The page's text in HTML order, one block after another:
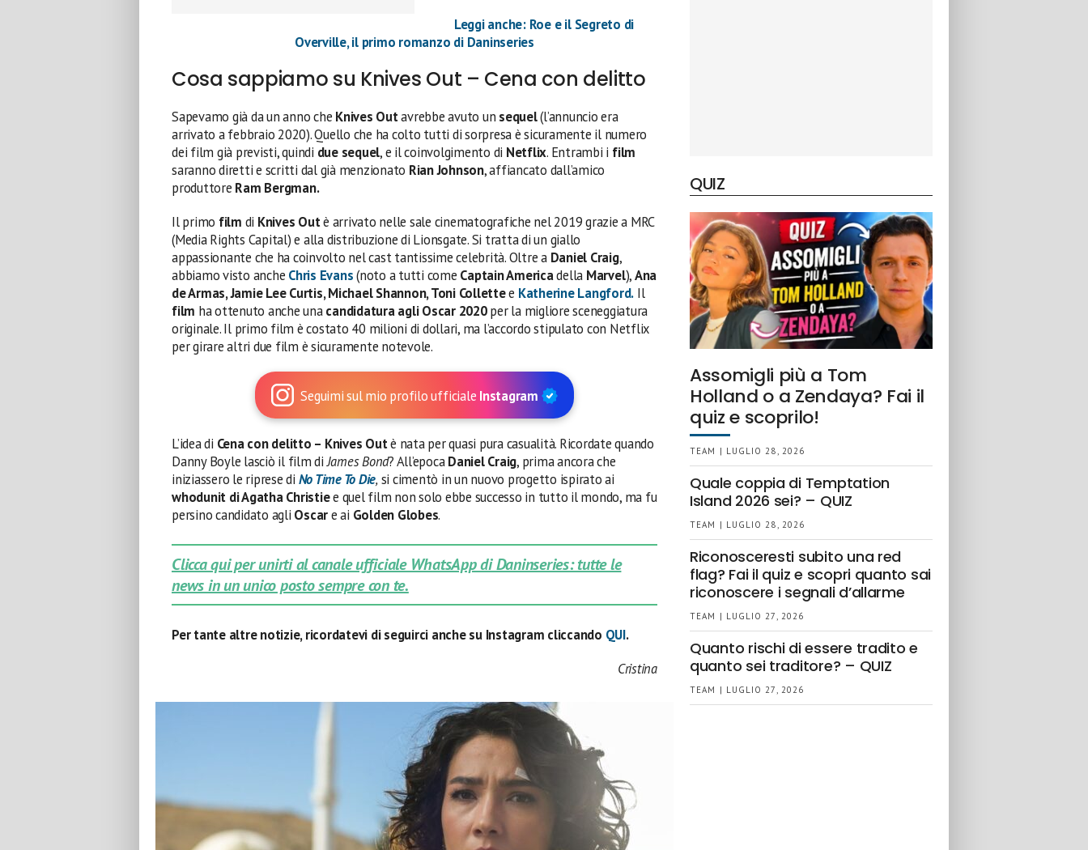
Leggi anche: Roe e il Segreto di
Overville, il primo romanzo di Daninseries
Cosa sappiamo su Knives Out – Cena con delitto
Sapevamo già da un anno che Knives Outavrebbe avuto un sequel(l’annuncio era
arrivato a febbraio 2020). Quello che ha colto tutti di sorpresa è sicuramente il numero
dei film già previsti, quindi due sequel, e il coinvolgimento di Netflix. Entrambi i film
saranno diretti e scritti dal già menzionato Rian Johnson, affiancato dall’amico
produttore Ram Bergman.
Il primo film di Knives Outè arrivato nelle sale cinematografiche nel 2019 grazie a MRC
(Media Rights Capital) e alla distribuzione di Lionsgate. Si tratta di un giallo
appassionante che ha coinvolto nel cast tantissime celebrità. Oltre a Daniel Craig,
abbiamo visto anche Chris Evans(noto a tutti come Captain Americadella Marvel),Ana
de Armas, Jamie Lee Curtis, Michael Shannon, Toni Collettee Katherine Langford. Il
film ha ottenuto anche unacandidatura agli Oscar 2020per la migliore sceneggiatura
originale. Il primo film è costato 40 milioni di dollari, ma l’accordo stipulato con Netflix
per girare altri due film è sicuramente notevole.
Seguimi sul mio profilo ufficiale Instagram
L’idea di Cena con delitto – Knives Outè nata per quasi pura casualità. Ricordate quando
Danny Boyle lasciò il film diJames Bond? All’epocaDaniel Craig, prima ancora che
iniziassero le riprese di No Time To Die,si cimentò in un nuovo progetto ispirato ai
whodunit di Agatha Christiee quel film non solo ebbe successo in tutto il mondo, ma fu
persino candidato agli Oscare ai Golden Globes.
Clicca qui per unirti al canale ufficiale WhatsApp di Daninseries: tutte le
news in un unico posto sempre con te.
Per tante altre notizie, ricordatevi di seguirci anche su Instagram cliccando QUI.
Cristina
QUIZ
Assomigli più a Tom
Holland o a Zendaya? Fai il
quiz e scoprilo!
TEAM | LUGLIO 28, 2026
Quale coppia di Temptation
Island 2026 sei? – QUIZ
TEAM | LUGLIO 28, 2026
Riconosceresti subito una red
flag? Fai il quiz e scopri quanto sai
riconoscere i segnali d’allarme
TEAM | LUGLIO 27, 2026
Quanto rischi di essere tradito e
quanto sei traditore? – QUIZ
TEAM | LUGLIO 27, 2026